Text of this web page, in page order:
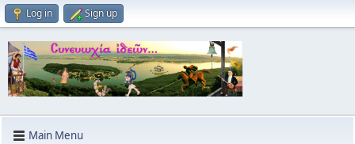
Log in Sign up
Main Menu